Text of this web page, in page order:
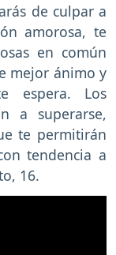
de culpar a
amorosa, te
en común
mejor ánimo y
espera. Los
a superarse,
te permitirán
tendencia a
16.